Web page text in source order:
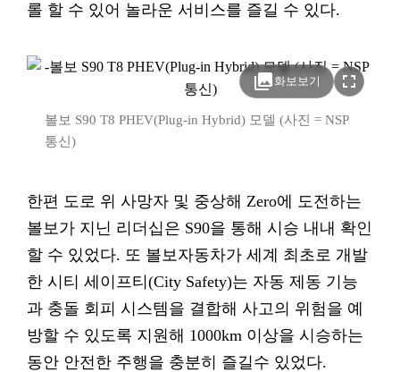
롤 할 수 있어 놀라운 서비스를 즐길 수 있다.
photo_library화보보기 fullscreen
볼보 S90 T8 PHEV(Plug-in Hybrid) 모델 (사진 = NSP
통신)
한편 도로 위 사망자 및 중상해 Zero에 도전하는
볼보가 지닌 리더십은 S90을 통해 시승 내내 확인
할 수 있었다. 또 볼보자동차가 세계 최초로 개발
한 시티 세이프티(City Safety)는 자동 제동 기능
과 충돌 회피 시스템을 결합해 사고의 위험을 예
방할 수 있도록 지원해 1000km 이상을 시승하는
동안 안전한 주행을 충분히 즐길수 있었다.